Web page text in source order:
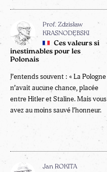
Prof. Zdzisław
KRASNODĘBSKI
Ces valeurs si
inestimables pour les
Polonais
J’entends souvent : « La Pologne
n’avait aucune chance, placée
entre Hitler et Staline. Mais vous
avez au moins sauvé l’honneur.
Jan ROKITA